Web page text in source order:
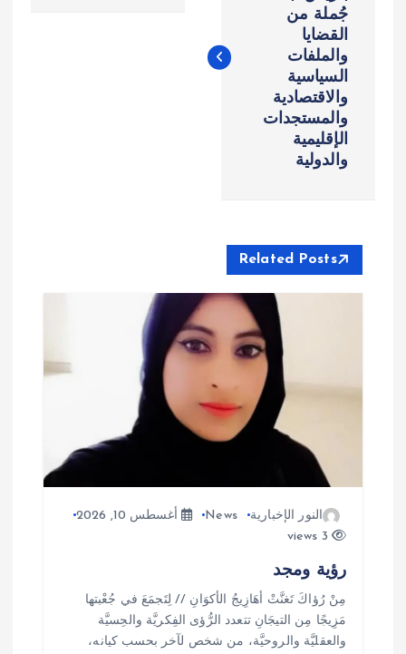
ق
جُملة من
القضايا
والملفات
السياسية
والاقتصادية
والمستجدات
الإقليمية
والدولية
Related Posts
النور الإخبارية News
أغسطس 10, 2026
3 views
رؤية ومجد
مِنْ رُؤاكَ تَغنَّتْ أهَازِيجُ الأكوَانِ // لِتَجمَعَ في جُعْبتها
مَزِيجًا مِن التيجَانِ تتعدد الرُّؤى الفِكريَّة والحِسيَّة
والعقليَّة والروحيَّة، من شخص لآخر بحسب كيانه،